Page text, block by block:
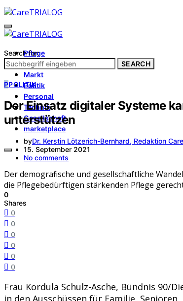
Pflege
Architektur
Markt
Politik
Personal
Technik
Gesellschaft
marketplace
Search for:
SEARCH
PPOLITIK
Der Einsatz digitaler Systeme
unterstützen
byDr. Kerstin Lötzerich-Bernhard, Redaktion
15. September 2021
No comments
Der demografische und gesellschaftliche
die Pflegebedürftigen stärkenden Pflege
0
Shares
0
0
0
0
0
0
Frau Kordula Schulz-Asche, Bündnis 90/
in den Ausschüssen für Familie,